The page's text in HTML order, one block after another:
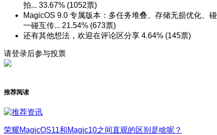
拍... 33.67% (1052票)
MagicOS 9.0 专属版本：多任务堆叠、存储无损优化、碰
一碰互传... 21.54% (673票)
还有其他想法，欢迎在评论区分享 4.64% (145票)
请登录后参与投票
推荐阅读
荣耀MagicOS11和Magic10之间直观的区别是啥呢？